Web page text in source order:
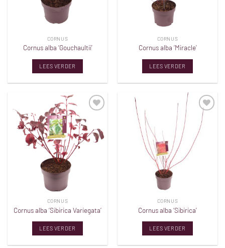
CORNUS
Cornus alba ‘Gouchaultii’
LEES VERDER
CORNUS
Cornus alba ‘Miracle’
LEES VERDER
Toevoegen
aan
verlanglijst
CORNUS
Cornus alba ‘Sibirica Variegata’
LEES VERDER
Toevoegen
aan
verlanglijst
CORNUS
Cornus alba ‘Sibirica’
LEES VERDER